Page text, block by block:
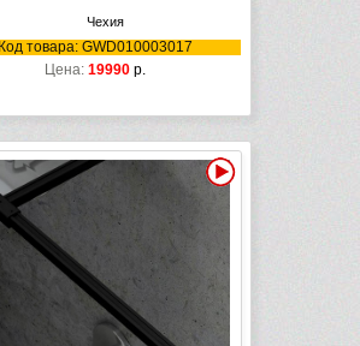
Чехия
Код товара: GWD010003017
Цена: 19990 р.